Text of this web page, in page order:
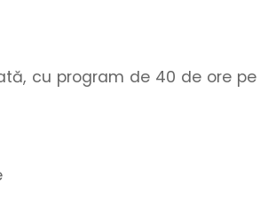
cu program de 40 de ore pe